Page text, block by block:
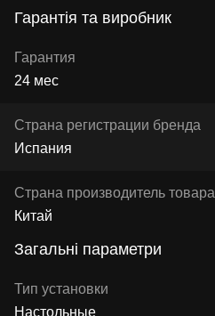
Гарантія та виробник
Гарантия
24 мес
Страна регистрации бренда
Испания
Страна производитель товара
Китай
Загальні параметри
Тип установки
Настольные